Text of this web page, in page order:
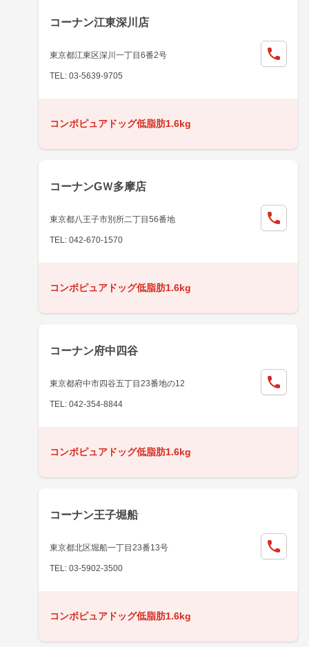
コーナン江東深川店
東京都江東区深川一丁目6番2号
TEL: 03-5639-9705
コンボピュアドッグ低脂肪1.6kg
コーナンGＷ多摩店
東京都八王子市別所二丁目56番地
TEL: 042-670-1570
コンボピュアドッグ低脂肪1.6kg
コーナン府中四谷
東京都府中市四谷五丁目23番地の12
TEL: 042-354-8844
コンボピュアドッグ低脂肪1.6kg
コーナン王子堀船
東京都北区堀船一丁目23番13号
TEL: 03-5902-3500
コンボピュアドッグ低脂肪1.6kg